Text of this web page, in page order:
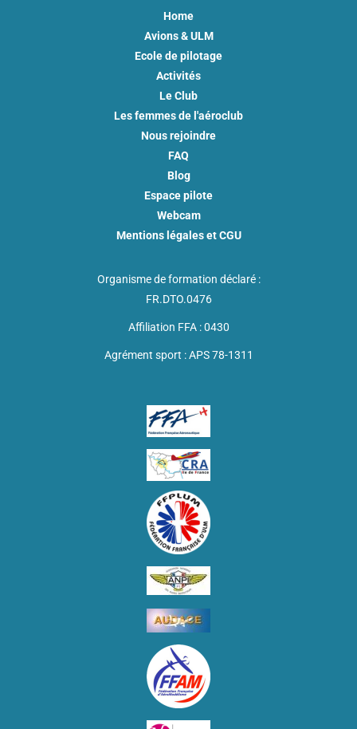
Home
Avions & ULM
Ecole de pilotage
Activités
Le Club
Les femmes de l'aéroclub
Nous rejoindre
FAQ
Blog
Espace pilote
Webcam
Mentions légales et CGU
Organisme de formation déclaré :
FR.DTO.0476
Affiliation FFA : 0430
Agrément sport : APS 78-1311